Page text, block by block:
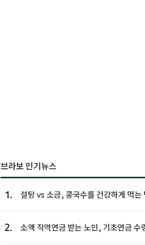
브라보 인기뉴스
1. 설탕 vs 소금, 콩국수를 건강하게 먹는
2.
소액 직역연금 받는 노인, 기초연금 수